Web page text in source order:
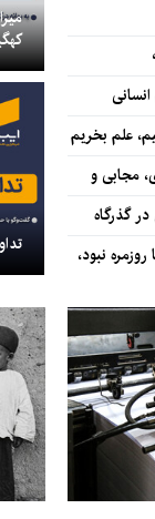
کرد؟
که راز اقتباس
علم بخریم
مجابی و
گذرگاه
نبود،